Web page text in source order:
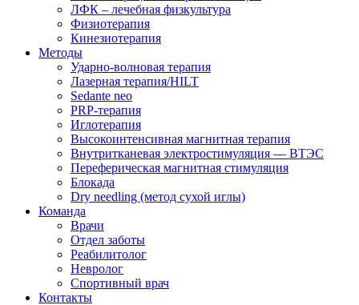
ЛФК – лечебная физкультура
Физиотерапия
Кинезиотерапия
Методы
Ударно-волновая терапия
Лазерная терапия/HILT
Sedante neo
PRP-терапия
Иглотерапия
Высокоинтенсивная магнитная терапия
Внутритканевая электростимуляция — ВТЭС
Переферическая магнитная стимуляция
Блокада
Dry needling (метод сухой иглы)
Команда
Врачи
Отдел заботы
Реабилитолог
Невролог
Спортивный врач
Контакты